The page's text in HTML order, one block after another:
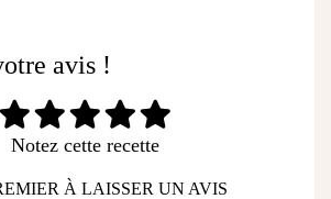
avis !
Notez cette recette
À LAISSER UN AVIS